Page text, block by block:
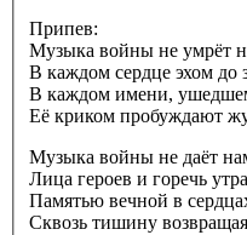
Припев:
Музыка войны не умрёт
В каждом сердце эхом до
В каждом имени,
Её криком пробуждают
Музыка войны не даёт
Лица героев и горечь
Памятью вечной в
Сквозь тишину